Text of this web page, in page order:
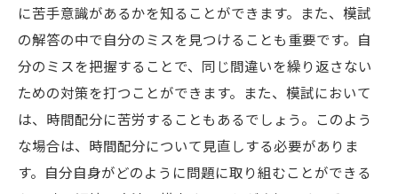
に苦手意識があるかを知ることができます。また、模試
の解答の中で自分のミスを見つけることも重要です。自
分のミスを把握することで、同じ間違いを繰り返さない
ための対策を打つことができます。また、模試において
は、時間配分に苦労することもあるでしょう。このよう
な場合は、時間配分について見直しする必要がありま
す。自分自身がどのように問題に取り組むことができる